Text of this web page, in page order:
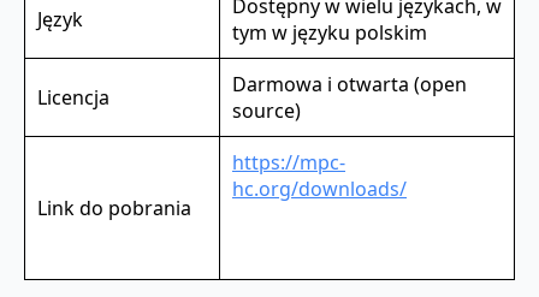
Język
Dostępny w wielu językach, w
tym w języku polskim
Licencja
Darmowa i otwarta (open
source)
Link do pobrania
https://mpc-
hc.org/downloads/